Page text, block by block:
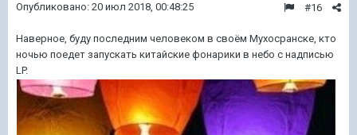
#16
Опубликовано: 20 июл 2018, 00:48:25
Наверное, буду последним человеком в своём Мухосранске, кто
ночью поедет запускать китайские фонарики в небо с надписью
LP.